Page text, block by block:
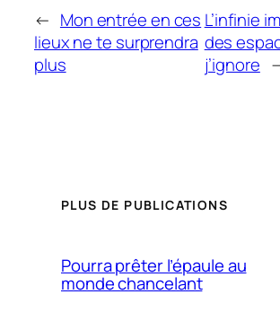
← Mon entrée en ces
lieux ne te surprendra
plus
L’infinie
des
j’ignore
PLUS DE PUBLICATIONS
Pourra prêter l’épaule au
monde chancelant